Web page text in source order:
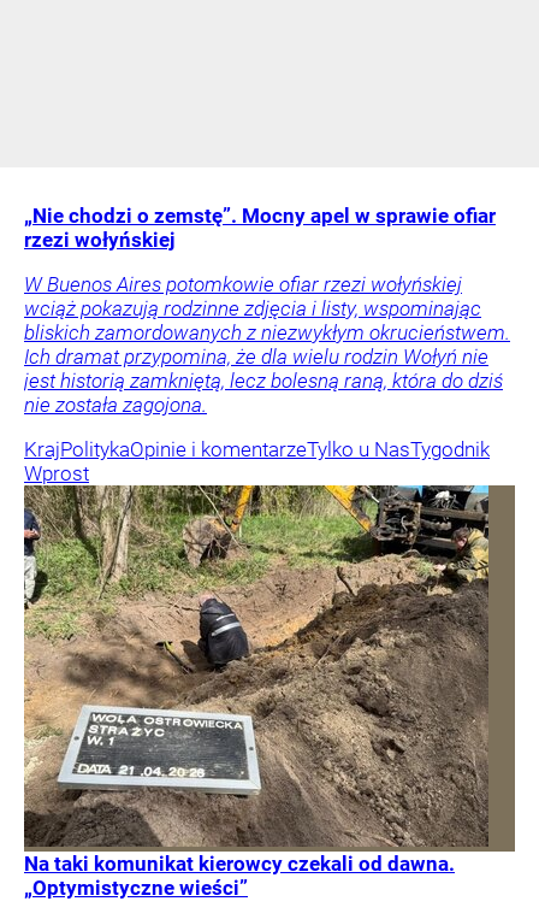
„Nie chodzi o zemstę”. Mocny apel w sprawie ofiar
rzezi wołyńskiej
W Buenos Aires potomkowie ofiar rzezi wołyńskiej
wciąż pokazują rodzinne zdjęcia i listy, wspominając
bliskich zamordowanych z niezwykłym okrucieństwem.
Ich dramat przypomina, że dla wielu rodzin Wołyń nie
jest historią zamkniętą, lecz bolesną raną, która do dziś
nie została zagojona.
KrajPolitykaOpinie i komentarzeTylko u NasTygodnik
Wprost
Na taki komunikat kierowcy czekali od dawna.
„Optymistyczne wieści”